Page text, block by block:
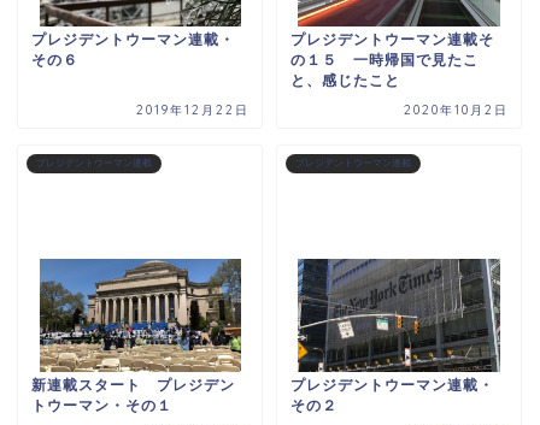
プレジデントウーマン連載・
その６
2019年12月22日
プレジデントウーマン連載そ
の１５ 一時帰国で見たこ
と、感じたこと
2020年10月2日
プレジデントウーマン連載
新連載スタート プレジデン
トウーマン・その１
プレジデントウーマン連載
プレジデントウーマン連載・
その２